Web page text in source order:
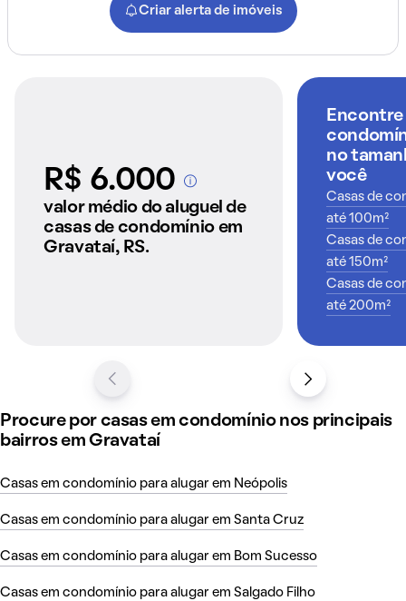
Criar alerta de imóveis
R$ 6.000A partir dos imóveis
anunciados pelo
QuintoAndar
valor médio do aluguel de
casas de condomínio em
Gravataí, RS.
Encontre
no
você
Casas de
até 100m²
Casas de
até 150m²
Casas de
até 200m²
Procure por casas em condomínio nos principais
bairros em Gravataí
Casas em condomínio para alugar em Neópolis
Casas em condomínio para alugar em Santa Cruz
Casas em condomínio para alugar em Bom Sucesso
Casas em condomínio para alugar em Salgado Filho